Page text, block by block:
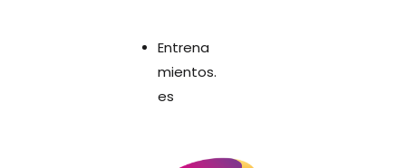
Entrena
mientos.
es